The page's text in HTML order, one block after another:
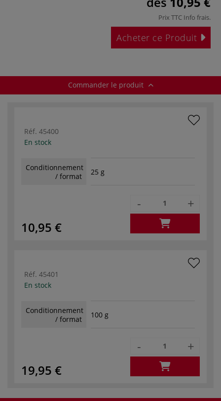
Prix TTC Info frais.
Acheter ce Produit
Commander le produit
Réf. 45400
En stock
Conditionnement
/ format
25 g
10,95 €
- +
Réf. 45401
En stock
Conditionnement
/ format
100 g
19,95 €
- +